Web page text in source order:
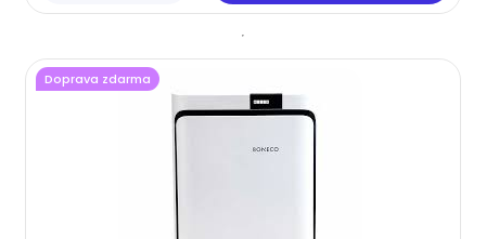
Doprava zdarma